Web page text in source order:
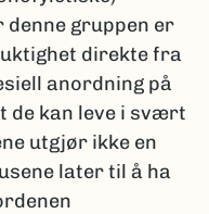
denne gruppen er
direkte fra
anordning på
de kan leve i svært
utgjør ikke en
later til å ha